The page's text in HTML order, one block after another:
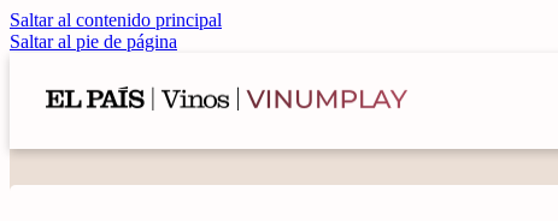
Saltar al contenido principal
Saltar al pie de página